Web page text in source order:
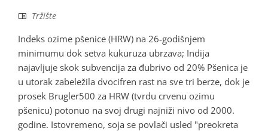
Tržište
Indeks ozime pšenice (HRW) na 26-godišnjem
minimumu dok setva kukuruza ubrzava; Indija
najavljuje skok subvencija za đubrivo od 20% Pšenica je
u utorak zabeležila dvocifren rast na sve tri berze, dok je
prosek Brugler500 za HRW (tvrdu crvenu ozimu
pšenicu) potonuo na svoj drugi najniži nivo od 2000.
godine. Istovremeno, soja se povlači usled "preokreta